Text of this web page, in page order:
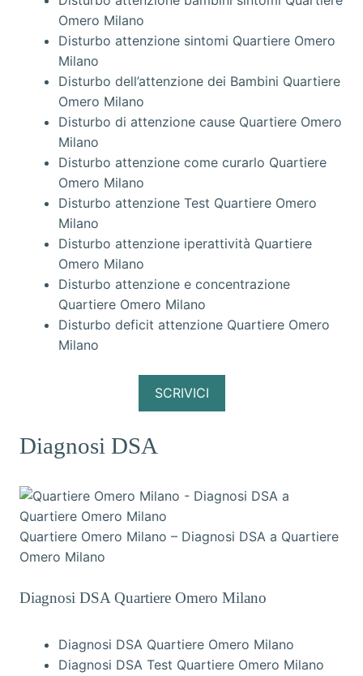
Omero Milano
Disturbo attenzione sintomi Quartiere Omero
Milano
Disturbo dell’attenzione dei Bambini Quartiere
Omero Milano
Disturbo di attenzione cause Quartiere Omero
Milano
Disturbo attenzione come curarlo Quartiere
Omero Milano
Disturbo attenzione Test Quartiere Omero
Milano
Disturbo attenzione iperattività Quartiere
Omero Milano
Disturbo attenzione e concentrazione
Quartiere Omero Milano
Disturbo deficit attenzione Quartiere Omero
Milano
SCRIVICI
Diagnosi DSA
Quartiere Omero Milano – Diagnosi DSA a Quartiere
Omero Milano
Diagnosi DSA Quartiere Omero Milano
Diagnosi DSA Quartiere Omero Milano
Diagnosi DSA Test Quartiere Omero Milano